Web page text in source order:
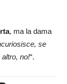
, ma la dama
se
no!“.